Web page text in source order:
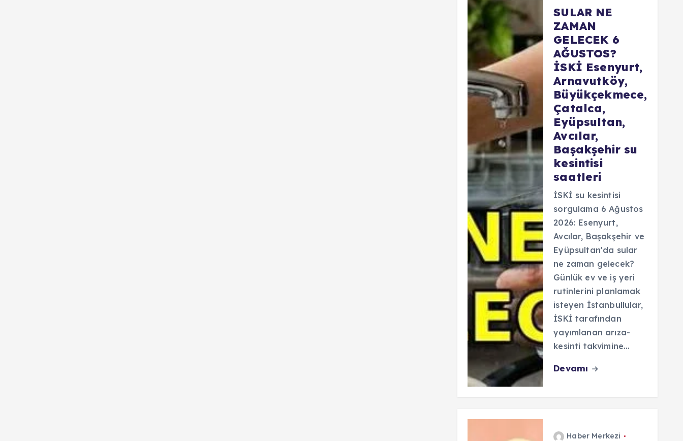
SULAR NE
ZAMAN
GELECEK 6
AĞUSTOS?
İSKİ Esenyurt,
Arnavutköy,
Büyükçekmece,
Çatalca,
Eyüpsultan,
Avcılar,
Başakşehir su
kesintisi
saatleri
İSKİ su kesintisi
sorgulama 6 Ağustos
2026: Esenyurt,
Avcılar, Başakşehir ve
Eyüpsultan'da sular
ne zaman gelecek?
Günlük ev ve iş yeri
rutinlerini planlamak
isteyen İstanbullular,
İSKİ tarafından
yayımlanan arıza-
kesinti takvimine…
Devamı
Haber Merkezi